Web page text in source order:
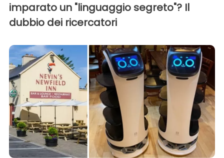
imparato un "linguaggio segreto"? Il
dubbio dei ricercatori